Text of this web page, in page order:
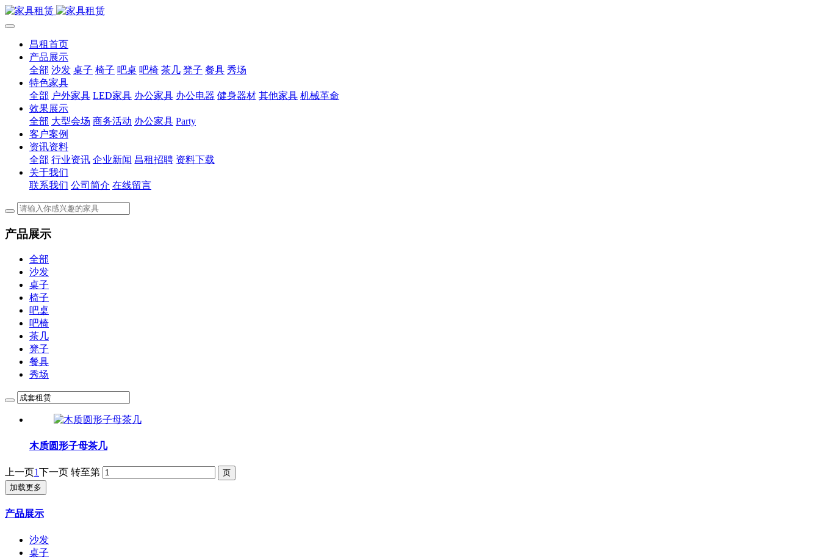
昌租首页
产品展示
全部 沙发 桌子 椅子 吧桌 吧椅 茶几 凳子 餐具 秀场
特色家具
全部 户外家具 LED家具 办公家具 办公电器 健身器材 其他家具 机械革命
效果展示
全部 大型会场 商务活动 办公家具 Party
客户案例
资讯资料
全部 行业资讯 企业新闻 昌租招聘 资料下载
关于我们
联系我们 公司简介 在线留言
产品展示
全部
沙发
桌子
椅子
吧桌
吧椅
茶几
凳子
餐具
秀场
木质圆形子母茶几
上一页1下一页 转至第
加载更多
产品展示
沙发
桌子